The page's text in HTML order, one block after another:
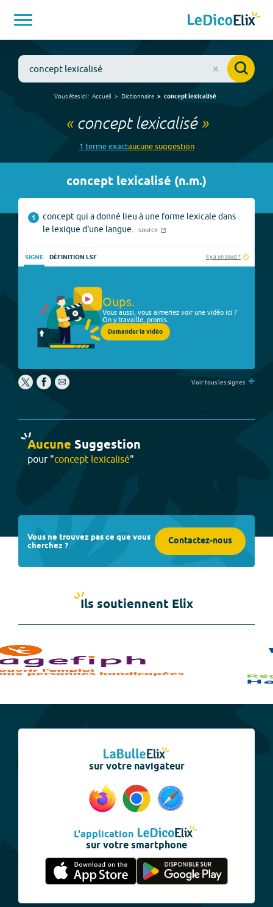
Vous êtes ici : Accueil Dictionnaire concept lexicalisé
« concept lexicalisé»
1 termeexactaucunesuggestion
concept lexicalisé (n.m.)
1
concept qui a donné lieu à une forme lexicale dans
le lexique d'une langue.
source
SIGNE DÉFINITION LSF Il y a un souci ?
Oups.
Vous aussi, vous aimeriez voir une vidéo ici ?
On y travaille, promis.
Demander la vidéo
Voir tous les signes +
Aucune Suggestion
pour "concept lexicalisé"
Vous ne trouvez pas ce que vous
cherchez ? Contactez-nous
Ils soutiennent Elix
sur votre navigateur
L'application
sur votre smartphone